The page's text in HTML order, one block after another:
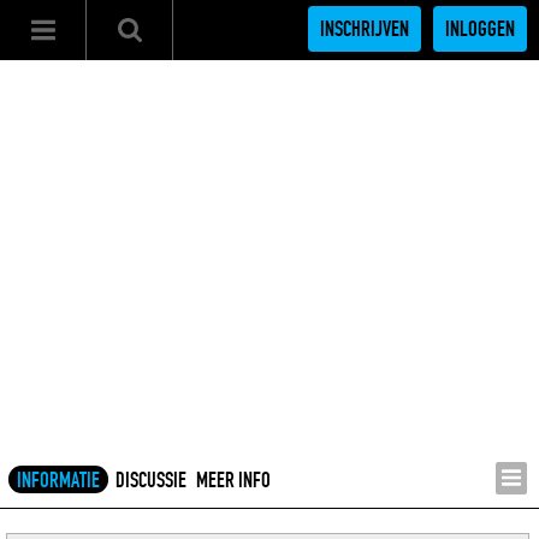
INSCHRIJVEN INLOGGEN
INFORMATIE DISCUSSIE MEER INFO